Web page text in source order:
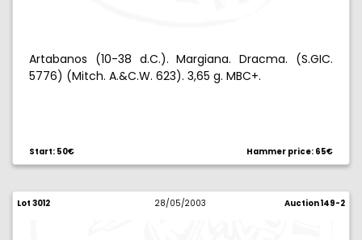
Artabanos (10-38 d.C.). Margiana. Dracma. (S.GIC.
5776) (Mitch. A.&C.W. 623). 3,65 g. MBC+.
Start: 50€ Hammer price: 65€
Lot 3012 28/05/2003 Auction 149-2